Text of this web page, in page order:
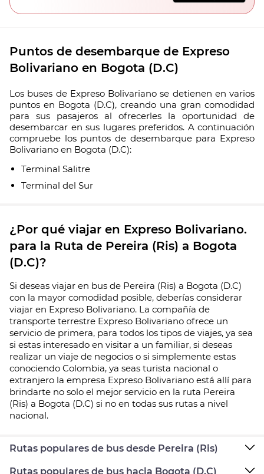
Puntos de desembarque de Expreso
Bolivariano en Bogota (D.C)
Los buses de Expreso Bolivariano se detienen en varios
puntos en Bogota (D.C), creando una gran comodidad
para sus pasajeros al ofrecerles la oportunidad de
desembarcar en sus lugares preferidos. A continuación
compruebe los puntos de desembarque para Expreso
Bolivariano en Bogota (D.C):
Terminal Salitre
Terminal del Sur
¿Por qué viajar en Expreso Bolivariano.
para la Ruta de Pereira (Ris) a Bogota
(D.C)?
Si deseas viajar en bus de Pereira (Ris) a Bogota (D.C)
con la mayor comodidad posible, deberías considerar
viajar en Expreso Bolivariano. La compañía de
transporte terrestre Expreso Bolivariano ofrece un
servicio de primera, para todos los tipos de viajes, ya sea
si estas interesado en visitar a un familiar, si deseas
realizar un viaje de negocios o si simplemente estas
conociendo Colombia, ya seas turista nacional o
extranjero la empresa Expreso Bolivariano está allí para
brindarte no solo el mejor servicio en la ruta Pereira
(Ris) a Bogota (D.C) si no en todas sus rutas a nivel
nacional.
Rutas populares de bus desde Pereira (Ris)
Rutas populares de bus hacia Bogota (D.C)